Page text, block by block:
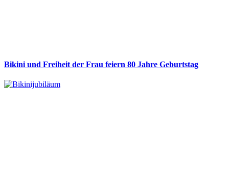
Bikini und Freiheit der Frau feiern 80 Jahre Geburtstag